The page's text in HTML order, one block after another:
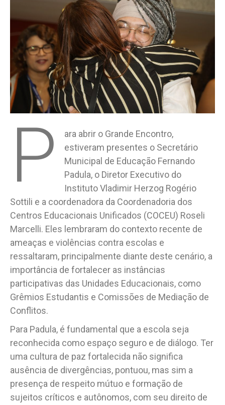
P
ara abrir o Grande Encontro,
estiveram presentes o Secretário
Municipal de Educação Fernando
Padula, o Diretor Executivo do
Instituto Vladimir Herzog Rogério
Sottili e a coordenadora da Coordenadoria dos
Centros Educacionais Unificados (COCEU) Roseli
Marcelli. Eles lembraram do contexto recente de
ameaças e violências contra escolas e
ressaltaram, principalmente diante deste cenário, a
importância de fortalecer as instâncias
participativas das Unidades Educacionais, como
Grêmios Estudantis e Comissões de Mediação de
Conflitos.
Para Padula, é fundamental que a escola seja
reconhecida como espaço seguro e de diálogo. Ter
uma cultura de paz fortalecida não significa
ausência de divergências, pontuou, mas sim a
presença de respeito mútuo e formação de
sujeitos críticos e autônomos, com seu direito de